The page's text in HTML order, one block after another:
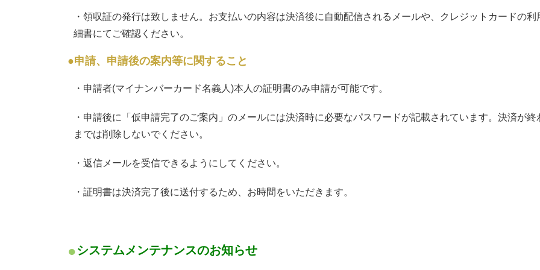
・領収証の発行は致しません。お支払いの内容は決済後に自動配信されるメールや、クレジットカードの利
細書にてご確認ください。
●申請、申請後の案内等に関すること
・申請者(マイナンバーカード名義人)本人の証明書のみ申請が可能です。
・申請後に「仮申請完了のご案内」のメールには決済時に必要なパスワードが記載されています。決済が終
までは削除しないでください。
・返信メールを受信できるようにしてください。
・証明書は決済完了後に送付するため、お時間をいただきます。
システムメンテナンスのお知らせ